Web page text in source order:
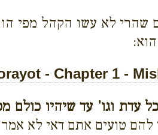
שהרי לא עשו הקהל מפי
- Chapter 1 -
וגו' עד שיהיו כולם
טועים אתם דאי לא אמר